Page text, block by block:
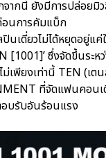
กนี้ ยังมีการปล่อยมิว
อนการคัมแบ็ก
ปินเดี่ยวไม่ได้หยุดอ
[1001]’ ซึ่งจัดขึ้นร
ม่เพียงเท่านี้ TEN (
ที่จัดแฟนคอน
อบรับอันร้อนแรง